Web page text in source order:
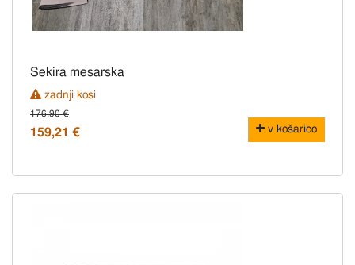
Sekira mesarska
zadnji kosi
176,90 €
159,21 € v košarico